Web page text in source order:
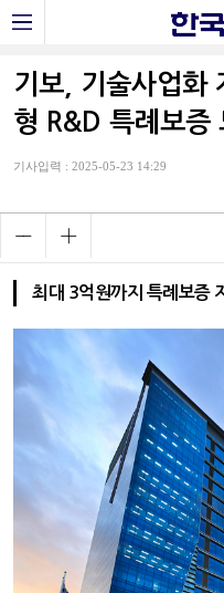
기보, 기술사업화
형 R&D 특례보증
기사입력 : 2025-05-23 14:29
최대 3억원까지 특례보증